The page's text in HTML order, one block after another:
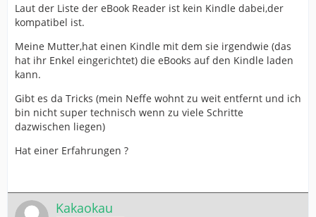
Laut der Liste der eBook Reader ist kein Kindle dabei,der
kompatibel ist.
Meine Mutter,hat einen Kindle mit dem sie irgendwie (das
hat ihr Enkel eingerichtet) die eBooks auf den Kindle laden
kann.
Gibt es da Tricks (mein Neffe wohnt zu weit entfernt und ich
bin nicht super technisch wenn zu viele Schritte
dazwischen liegen)
Hat einer Erfahrungen ?
Kakaokau